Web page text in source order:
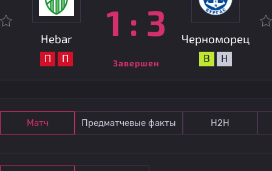
Hebar
П П
1 : 3
Завершен
Черноморец
В Н
Матч Предматчевые факты Н2Н